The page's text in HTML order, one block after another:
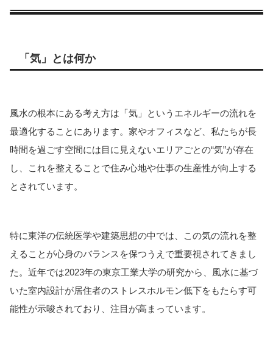
「気」とは何か
風水の根本にある考え方は「気」というエネルギーの流れを
最適化することにあります。家やオフィスなど、私たちが長
時間を過ごす空間には目に見えないエリアごとの“気”が存在
し、これを整えることで住み心地や仕事の生産性が向上する
とされています。
特に東洋の伝統医学や建築思想の中では、この気の流れを整
えることが心身のバランスを保つうえで重要視されてきまし
た。近年では2023年の東京工業大学の研究から、風水に基づ
いた室内設計が居住者のストレスホルモン低下をもたらす可
能性が示唆されており、注目が高まっています。